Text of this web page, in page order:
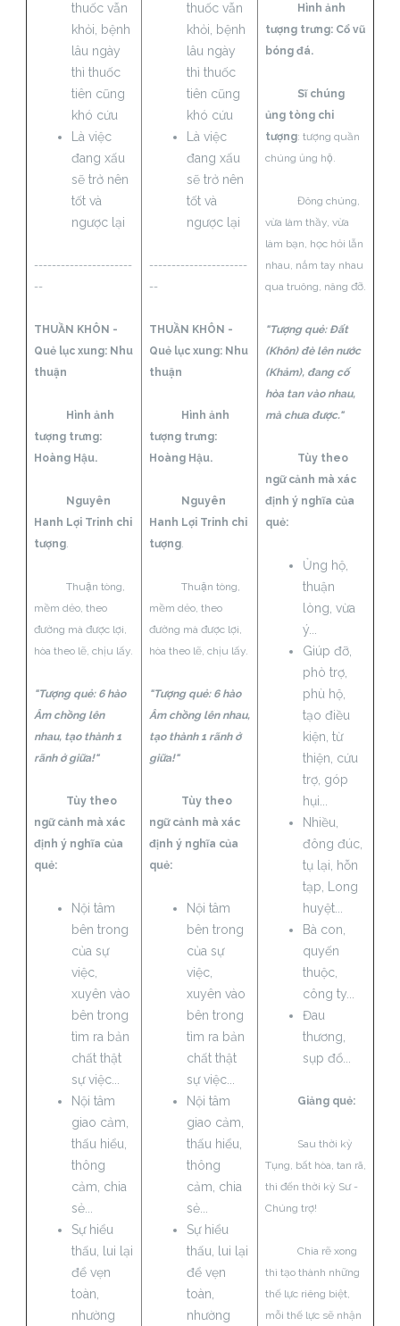
thuốc vẫn
khỏi, bệnh
lâu ngày
thì thuốc
tiên cũng
khó cứu
Là việc
đang xấu
sẽ trở nên
tốt và
ngược lại
----------------------
--
THUẦN KHÔN -
Quẻ lục xung: Nhu
thuận
Hình ảnh
tượng trưng:
Hoàng Hậu.
Nguyên
Hanh Lợi Trinh chi
tượng.
Thuận tòng,
mềm dẻo, theo
đường mà được lợi,
hòa theo lẽ, chịu lấy.
"Tượng quẻ: 6 hào
Âm chồng lên
nhau, tạo thành 1
rãnh ở giữa!"
Tùy theo
ngữ cảnh mà xác
định ý nghĩa của
quẻ:
Nội tâm
bên trong
của sự
việc,
xuyên vào
bên trong
tìm ra bản
chất thật
sự việc...
Nội tâm
giao cảm,
thấu hiểu,
thông
cảm, chia
sẻ...
Sự hiểu
thấu, lui lại
để vẹn
toàn,
nhường
thuốc vẫn
khỏi, bệnh
lâu ngày
thì thuốc
tiên cũng
khó cứu
Là việc
đang xấu
sẽ trở nên
tốt và
ngược lại
----------------------
--
THUẦN KHÔN -
Quẻ lục xung: Nhu
thuận
Hình ảnh
tượng trưng:
Hoàng Hậu.
Nguyên
Hanh Lợi Trinh chi
tượng.
Thuận tòng,
mềm dẻo, theo
đường mà được lợi,
hòa theo lẽ, chịu lấy.
"Tượng quẻ: 6 hào
Âm chồng lên nhau,
tạo thành 1 rãnh ở
giữa!"
Tùy theo
ngữ cảnh mà xác
định ý nghĩa của
quẻ:
Nội tâm
bên trong
của sự
việc,
xuyên vào
bên trong
tìm ra bản
chất thật
sự việc...
Nội tâm
giao cảm,
thấu hiểu,
thông
cảm, chia
sẻ...
Sự hiểu
thấu, lui lại
để vẹn
toàn,
nhường
Hình ảnh
tượng trưng: Cổ vũ
bóng đá.
Sĩ chúng
ủng tòng chi
tượng: tượng quần
chúng ủng hộ.
Đông chúng,
vừa làm thầy, vừa
làm bạn, học hỏi lẫn
nhau, nắm tay nhau
qua truông, nâng đỡ.
"Tượng quẻ: Đất
(Khôn) đè lên nước
(Khảm), đang cố
hòa tan vào nhau,
mà chưa được."
Tùy theo
ngữ cảnh mà xác
định ý nghĩa của
quẻ:
Ủng hộ,
thuận
lòng, vừa
ý...
Giúp đỡ,
phò trợ,
phù hộ,
tạo điều
kiện, từ
thiện, cứu
trợ, góp
hụi...
Nhiều,
đông đúc,
tụ lại, hỗn
tạp, Long
huyệt...
Bà con,
quyến
thuộc,
công ty...
Đau
thương,
sụp đổ...
Giảng quẻ:
Sau thời kỳ
Tụng, bất hòa, tan rã,
thì đến thời kỳ Sư -
Chúng trợ!
Chia rẽ xong
thì tạo thành những
thế lực riêng biệt,
mỗi thế lực sẽ nhận